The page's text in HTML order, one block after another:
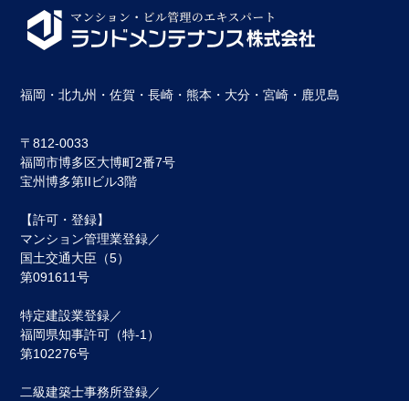
福岡・北九州・佐賀・長崎・熊本・大分・宮崎・鹿児島
〒812-0033
福岡市博多区⼤博町2番7号
宝州博多第IIビル3階
【許可・登録】
マンション管理業登録／
国土交通大臣（5）
第091611号
特定建設業登録／
福岡県知事許可（特-1）
第102276号
二級建築士事務所登録／